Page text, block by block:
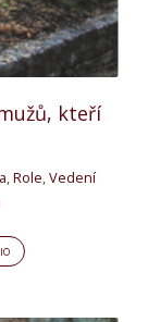
kteří
,Role,Vedení